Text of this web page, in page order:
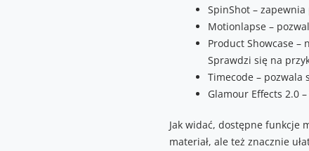
SpinShot – zapewnia
Motionlapse –
Product Showcase
Sprawdzi się na
Timecode – pozwala
Glamour Effects 2.0
Jak widać, dostępne funkcje
materiał, ale też znacznie